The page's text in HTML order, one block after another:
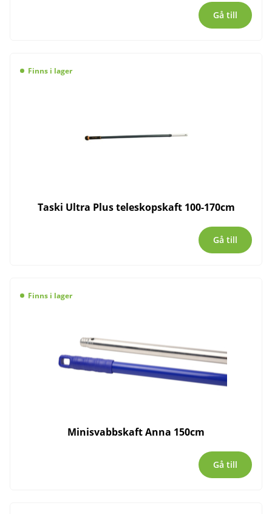
Gå till
Finns i lager
Taski Ultra Plus teleskopskaft 100-170cm
Gå till
Finns i lager
Minisvabbskaft Anna 150cm
Gå till